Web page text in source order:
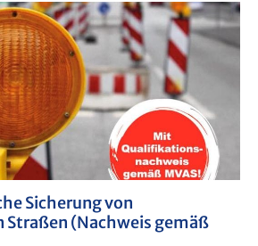
Sicherung von
Straßen (Nachweis gemäß